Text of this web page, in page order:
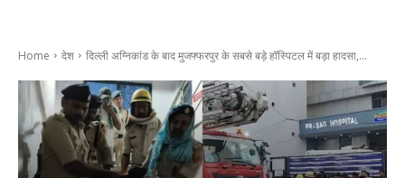
Home देश दिल्ली अग्निकांड के बाद मुजफ्फरपुर के सबसे बड़े हॉस्पिटल में बड़ा हादसा,...